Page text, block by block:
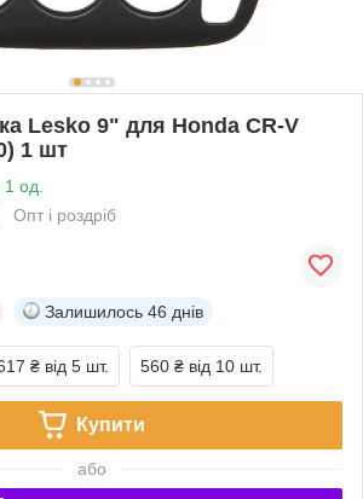
Lesko 9" для Honda CR-V
1 шт
од.
Опт і роздріб
Залишилось 46 днів
₴ від 5 шт. 560 ₴ від 10 шт.
Купити
або